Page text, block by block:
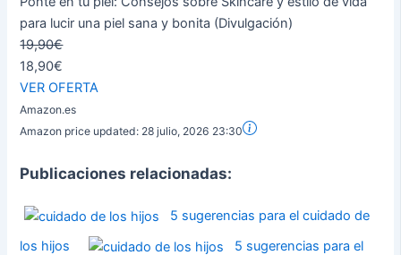
para lucir una piel sana y bonita (Divulgación)
19,90€
18,90€
VER OFERTA
Amazon.es
Amazon price updated: 28 julio, 2026 23:30
Publicaciones relacionadas:
5 sugerencias para el cuidado de
los hijos
5 sugerencias para el